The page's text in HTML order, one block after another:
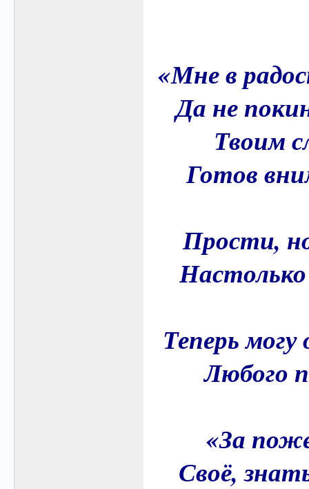
«Мне в
Да не
Твоим
Готов
Прости,
Теперь
Любого
«За
Своё,